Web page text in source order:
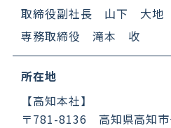
取締役副社長 山下 大地
専務取締役 滝本 收
所在地
【高知本社】
〒781-8136 高知県高知